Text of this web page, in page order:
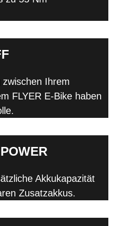
Ihrem
FLYER E-Bike haben
Akkukapazität
Zusatzakkus.